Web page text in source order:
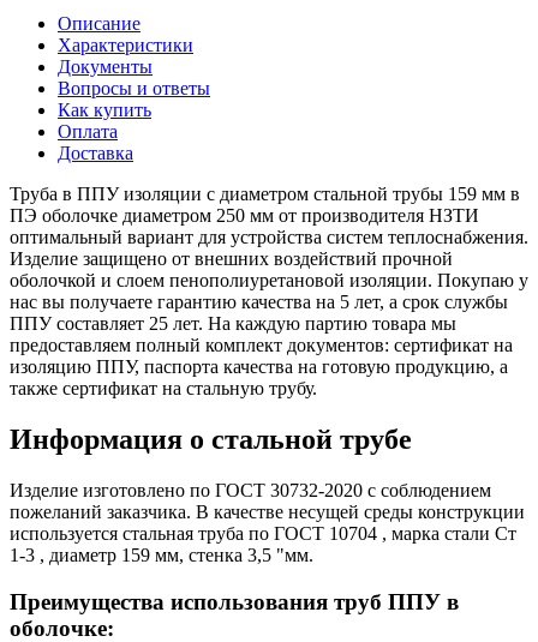
Описание
Характеристики
Документы
Вопросы и ответы
Как купить
Оплата
Доставка
Труба в ППУ изоляции с диаметром стальной трубы 159 мм в
ПЭ оболочке диаметром 250 мм от производителя НЗТИ
оптимальный вариант для устройства систем теплоснабжения.
Изделие защищено от внешних воздействий прочной
оболочкой и слоем пенополиуретановой изоляции. Покупаю у
нас вы получаете гарантию качества на 5 лет, а срок службы
ППУ составляет 25 лет. На каждую партию товара мы
предоставляем полный комплект документов: сертификат на
изоляцию ППУ, паспорта качества на готовую продукцию, а
также сертификат на стальную трубу.
Информация о стальной трубе
Изделие изготовлено по ГОСТ 30732-2020 с соблюдением
пожеланий заказчика. В качестве несущей среды конструкции
используется стальная труба по ГОСТ 10704 , марка стали Ст
1-3 , диаметр 159 мм, стенка 3,5 "мм.
Преимущества использования труб ППУ в
оболочке: